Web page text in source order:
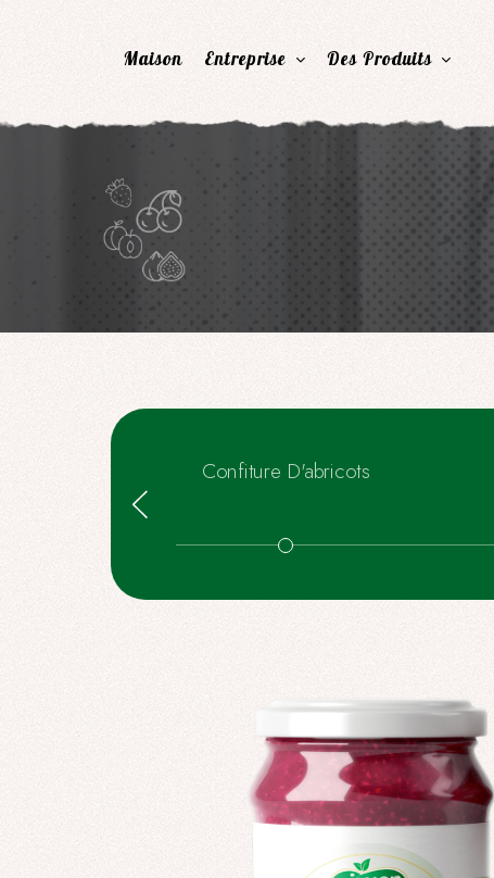
Maison Entreprise Des Produits
Confiture D'abricots